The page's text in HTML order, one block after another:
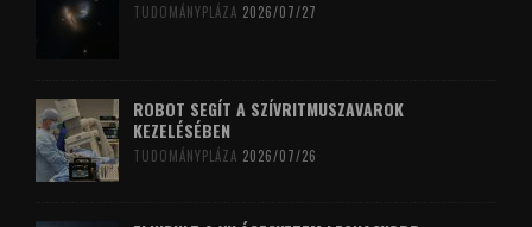
TUDOMÁNYPLÁZA 2026/07/27
ROBOT SEGÍT A SZÍVRITMUSZAVAROK
KEZELÉSÉBEN
TUDOMÁNYPLÁZA 2026/07/26